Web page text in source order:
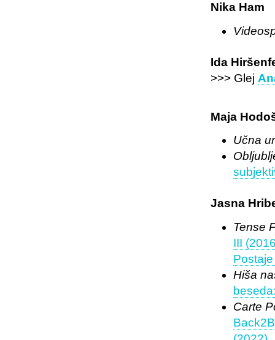
Nika Ham
Ida
>>> Glej
Maja
Učna
Jasna
Tense
III
Hiša
Carte